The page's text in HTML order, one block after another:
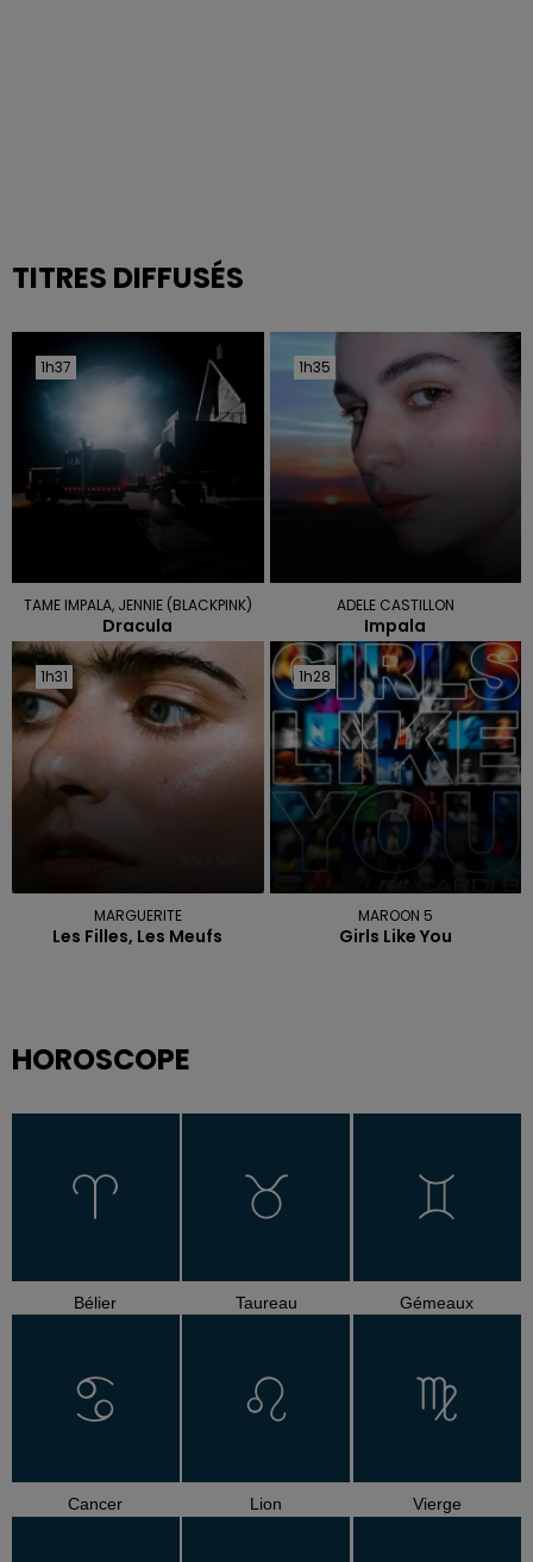
TITRES DIFFUSÉS
1h37
1h37
TAME IMPALA, JENNIE (BLACKPINK)
Dracula
1h35
1h35
ADELE CASTILLON
Impala
1h31
1h31
MARGUERITE
Les Filles, Les Meufs
1h28
1h28
MAROON 5
Girls Like You
HOROSCOPE
Bélier Taureau Gémeaux
Cancer Lion Vierge